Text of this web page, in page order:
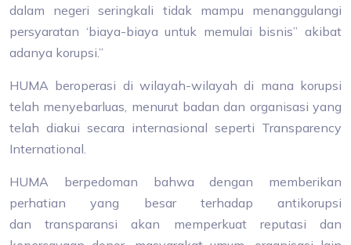
dalam negeri seringkali tidak mampu menanggulangi
persyaratan ‘biaya-biaya untuk memulai bisnis” akibat
adanya korupsi.”
HUMA beroperasi di wilayah-wilayah di mana korupsi
telah menyebarluas, menurut badan dan organisasi yang
telah diakui secara internasional seperti Transparency
International.
HUMA berpedoman bahwa dengan memberikan
perhatian yang besar terhadap antikorupsi
dan transparansi akan memperkuat reputasi dan